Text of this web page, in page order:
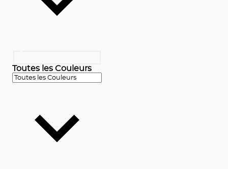
Toutes les Couleurs